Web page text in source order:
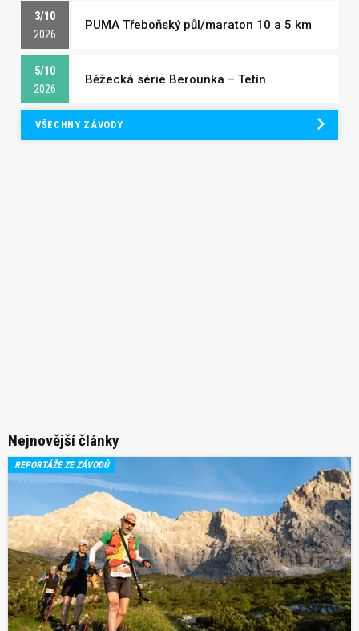
3/10
2026
PUMA Třeboňský půl/maraton 10 a 5 km
5/10
2026
Běžecká série Berounka – Tetín
VŠECHNY ZÁVODY
Nejnovější články
REPORTÁŽE ZE ZÁVODŮ